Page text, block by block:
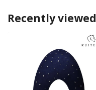
Recently viewed